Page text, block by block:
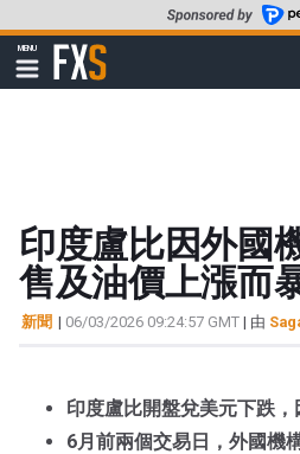
至
要
MENU
顯
示
FXStreet
印度盧比因外國
售及油價上漲而
新聞 | 06/03/2026 09:24:57 GMT | 由
印度盧比開盤兌美元下跌，
6月前兩個交易日，外國機